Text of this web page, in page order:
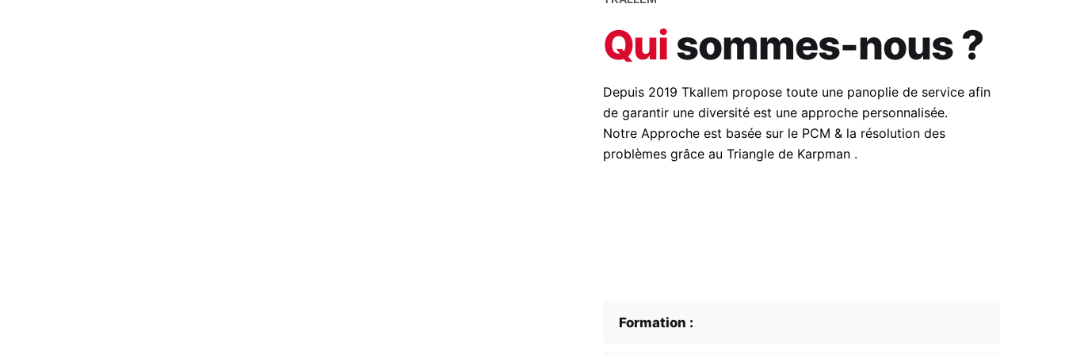
Quisommes-nous ?
Depuis 2019 Tkallem propose toute une panoplie de service afin
de garantir une diversité est une approche personnalisée.
Notre Approche est basée sur le PCM & la résolution des
problèmes grâce au Triangle de Karpman .
Formation :